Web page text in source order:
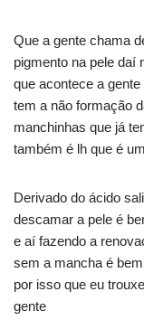
Que a gente chama
pigmento na pele daí
que acontece a
tem a não formação
manchinhas que já
também é lh que é um
Derivado do ácido
descamar a pele é
e aí fazendo a
sem a mancha é
por isso que eu
gente